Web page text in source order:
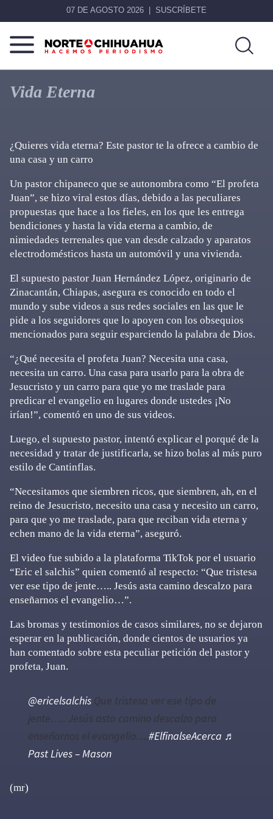
07 DE AGOSTO 2026 SUSCRÍBETE
Norte
De
Chihuahua
Más
que
noticias,
Vida Eterna
¿Quieres vida eterna? Este pastor te la ofrece a cambio de
una casa y un carro
Un pastor chipaneco que se autonombra como “El profeta
Juan”, se hizo viral estos días, debido a las peculiares
propuestas que hace a los fieles, en los que les entrega
bendiciones y hasta la vida eterna a cambio, de
nimiedades terrenales que van desde calzado y aparatos
electrodomésticos hasta un automóvil y una vivienda.
El supuesto pastor Juan Hernández López, originario de
Zinacantán, Chiapas, asegura es conocido en todo el
mundo y sube videos a sus redes sociales en las que le
pide a los seguidores que lo apoyen con los obsequios
mencionados para seguir esparciendo la palabra de Dios.
“¿Qué necesita el profeta Juan? Necesita una casa,
necesita un carro. Una casa para usarlo para la obra de
Jesucristo y un carro para que yo me traslade para
predicar el evangelio en lugares donde ustedes ¡No
irían!”, comentó en uno de sus videos.
Luego, el supuesto pastor, intentó explicar el porqué de la
necesidad y tratar de justificarla, se hizo bolas al más puro
estilo de Cantinflas.
“Necesitamos que siembren ricos, que siembren, ah, en el
reino de Jesucristo, necesito una casa y necesito un carro,
para que yo me traslade, para que reciban vida eterna y
echen mano de la vida eterna”, aseguró.
El video fue subido a la plataforma TikTok por el usuario
“Eric el salchis” quien comentó al respecto: “Que tristesa
ver ese tipo de jente….. Jesús asta camino descalzo para
enseñarnos el evangelio…”.
Las bromas y testimonios de casos similares, no se dejaron
esperar en la publicación, donde cientos de usuarios ya
han comentado sobre esta peculiar petición del pastor y
profeta, Juan.
@ericelsalchis Que tristesa ver ese tipo de
jente….. Jesús asta camino descalzo para
enseñarnos el evangelio….#ElfinalseAcerca ♬
Past Lives – Mason
(mr)